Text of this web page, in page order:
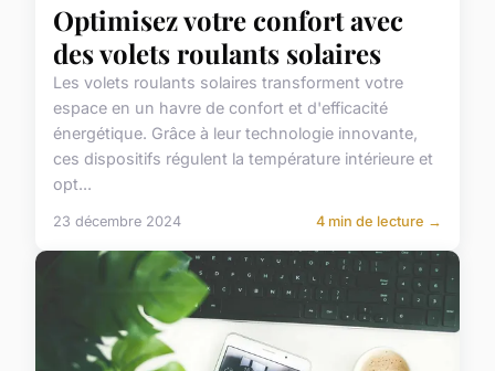
Optimisez votre confort avec
des volets roulants solaires
Les volets roulants solaires transforment votre
espace en un havre de confort et d'efficacité
énergétique. Grâce à leur technologie innovante,
ces dispositifs régulent la température intérieure et
opt...
23 décembre 2024 4 min de lecture →